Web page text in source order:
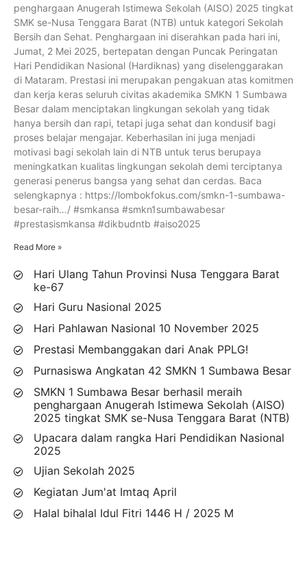
penghargaan Anugerah Istimewa Sekolah (AISO) 2025 tingkat
SMK se-Nusa Tenggara Barat (NTB) untuk kategori Sekolah
Bersih dan Sehat. Penghargaan ini diserahkan pada hari ini,
Jumat, 2 Mei 2025, bertepatan dengan Puncak Peringatan
Hari Pendidikan Nasional (Hardiknas) yang diselenggarakan
di Mataram. Prestasi ini merupakan pengakuan atas komitmen
dan kerja keras seluruh civitas akademika SMKN 1 Sumbawa
Besar dalam menciptakan lingkungan sekolah yang tidak
hanya bersih dan rapi, tetapi juga sehat dan kondusif bagi
proses belajar mengajar. Keberhasilan ini juga menjadi
motivasi bagi sekolah lain di NTB untuk terus berupaya
meningkatkan kualitas lingkungan sekolah demi terciptanya
generasi penerus bangsa yang sehat dan cerdas. Baca
selengkapnya : https://lombokfokus.com/smkn-1-sumbawa-
besar-raih…/ #smkansa #smkn1sumbawabesar
#prestasismkansa #dikbudntb #aiso2025
Read More »
Hari Ulang Tahun Provinsi Nusa Tenggara Barat
ke-67
Hari Guru Nasional 2025
Hari Pahlawan Nasional 10 November 2025
Prestasi Membanggakan dari Anak PPLG!
Purnasiswa Angkatan 42 SMKN 1 Sumbawa Besar
SMKN 1 Sumbawa Besar berhasil meraih
penghargaan Anugerah Istimewa Sekolah (AISO)
2025 tingkat SMK se-Nusa Tenggara Barat (NTB)
Upacara dalam rangka Hari Pendidikan Nasional
2025
Ujian Sekolah 2025
Kegiatan Jum'at Imtaq April
Halal bihalal Idul Fitri 1446 H / 2025 M